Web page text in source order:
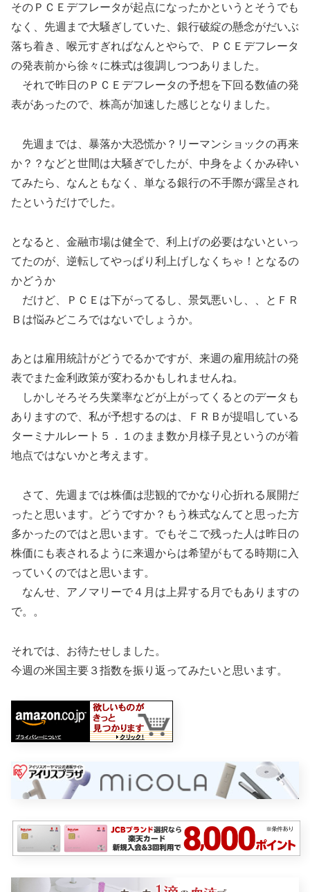
そのＰＣＥデフレータが起点になったかというとそうでも
なく、先週まで大騒ぎしていた、銀行破綻の懸念がだいぶ
落ち着き、喉元すぎればなんとやらで、ＰＣＥデフレータ
の発表前から徐々に株式は復調しつつありました。
それで昨日のＰＣＥデフレータの予想を下回る数値の発
表があったので、株高が加速した感じとなりました。
先週までは、暴落か大恐慌か？リーマンショックの再来
か？？などと世間は大騒ぎでしたが、中身をよくかみ砕い
てみたら、なんともなく、単なる銀行の不手際が露呈され
たというだけでした。
となると、金融市場は健全で、利上げの必要はないといっ
てたのが、逆転してやっぱり利上げしなくちゃ！となるの
かどうか
だけど、ＰＣＥは下がってるし、景気悪いし、、とＦＲ
Ｂは悩みどころではないでしょうか。
あとは雇用統計がどうでるかですが、来週の雇用統計の発
表でまた金利政策が変わるかもしれませんね。
しかしそろそろ失業率などが上がってくるとのデータも
ありますので、私が予想するのは、ＦＲＢが提唱している
ターミナルレート５．１のまま数か月様子見というのが着
地点ではないかと考えます。
さて、先週までは株価は悲観的でかなり心折れる展開だ
ったと思います。どうですか？もう株式なんてと思った方
多かったのではと思います。でもそこで残った人は昨日の
株価にも表されるように来週からは希望がもてる時期に入
っていくのではと思います。
なんせ、アノマリーで４月は上昇する月でもありますの
で。。
それでは、お待たせしました。
今週の米国主要３指数を振り返ってみたいと思います。